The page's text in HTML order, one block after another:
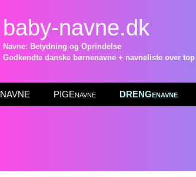
baby-navne.dk
Navne: Betydning og Oprindelse
Godkendte danske børnenavne + navneliste over
NAVNE PIGEnavne DRENGenavne